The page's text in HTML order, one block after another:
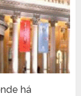
há